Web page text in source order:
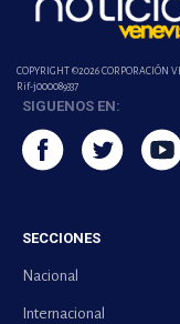
COPYRIGHT ©2026 CORPORACIÓN
Rif-j000089337
SIGUENOS EN:
SECCIONES
Nacional
Internacional